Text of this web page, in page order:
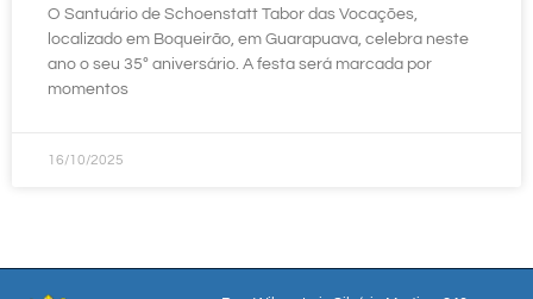
O Santuário de Schoenstatt Tabor das Vocações,
localizado em Boqueirão, em Guarapuava, celebra neste
ano o seu 35º aniversário. A festa será marcada por
momentos
16/10/2025